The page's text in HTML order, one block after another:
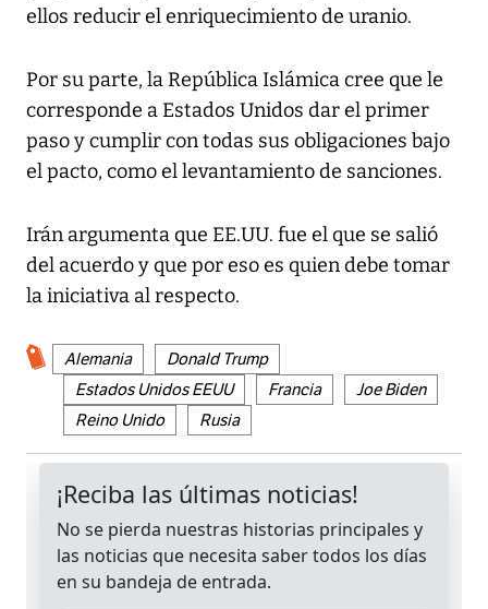
ellos reducir el enriquecimiento de uranio.
Por su parte, la República Islámica cree que le
corresponde a Estados Unidos dar el primer
paso y cumplir con todas sus obligaciones bajo
el pacto, como el levantamiento de sanciones.
Irán argumenta que EE.UU. fue el que se salió
del acuerdo y que por eso es quien debe tomar
la iniciativa al respecto.
Alemania
Donald Trump
Estados Unidos EEUU
Francia
Joe Biden
Reino Unido
Rusia